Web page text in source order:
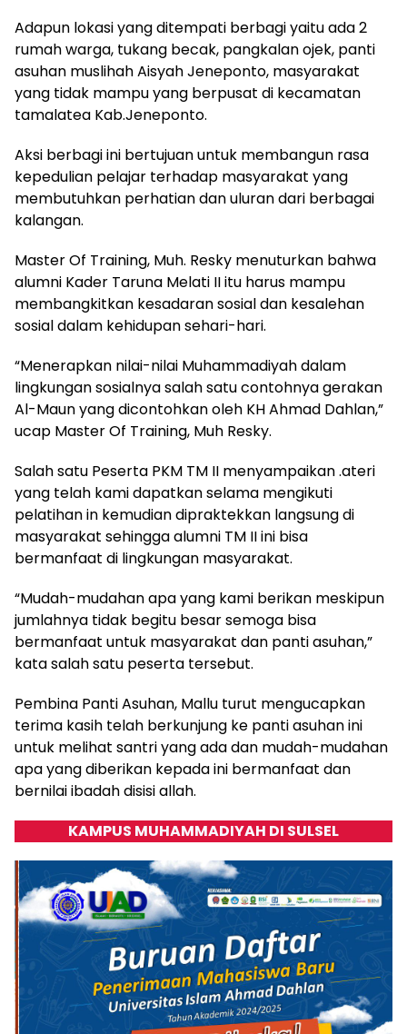
Adapun lokasi yang ditempati berbagi yaitu ada 2
rumah warga, tukang becak, pangkalan ojek, panti
asuhan muslihah Aisyah Jeneponto, masyarakat
yang tidak mampu yang berpusat di kecamatan
tamalatea Kab.Jeneponto.
Aksi berbagi ini bertujuan untuk membangun rasa
kepedulian pelajar terhadap masyarakat yang
membutuhkan perhatian dan uluran dari berbagai
kalangan.
Master Of Training, Muh. Resky menuturkan bahwa
alumni Kader Taruna Melati II itu harus mampu
membangkitkan kesadaran sosial dan kesalehan
sosial dalam kehidupan sehari-hari.
“Menerapkan nilai-nilai Muhammadiyah dalam
lingkungan sosialnya salah satu contohnya gerakan
Al-Maun yang dicontohkan oleh KH Ahmad Dahlan,”
ucap Master Of Training, Muh Resky.
Salah satu Peserta PKM TM II menyampaikan .ateri
yang telah kami dapatkan selama mengikuti
pelatihan in kemudian dipraktekkan langsung di
masyarakat sehingga alumni TM II ini bisa
bermanfaat di lingkungan masyarakat.
“Mudah-mudahan apa yang kami berikan meskipun
jumlahnya tidak begitu besar semoga bisa
bermanfaat untuk masyarakat dan panti asuhan,”
kata salah satu peserta tersebut.
Pembina Panti Asuhan, Mallu turut mengucapkan
terima kasih telah berkunjung ke panti asuhan ini
untuk melihat santri yang ada dan mudah-mudahan
apa yang diberikan kepada ini bermanfaat dan
bernilai ibadah disisi allah.
KAMPUS MUHAMMADIYAH DI SULSEL